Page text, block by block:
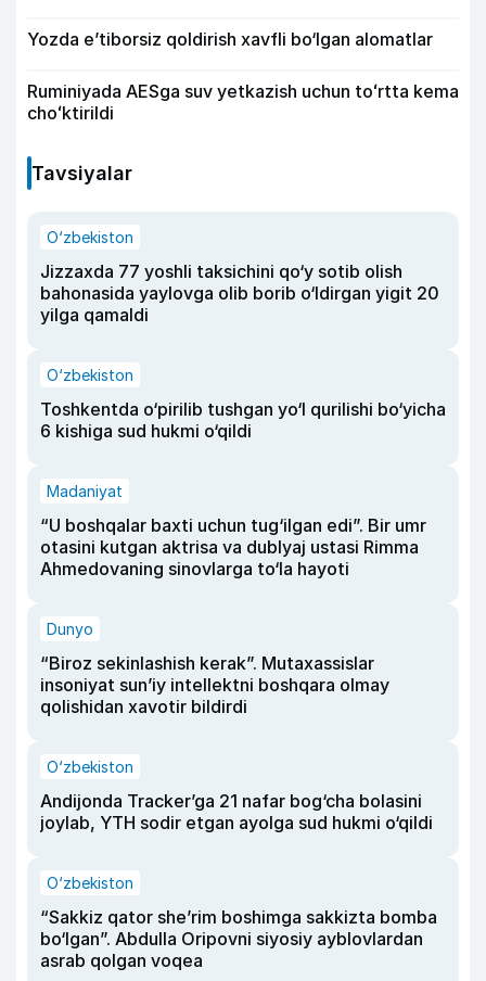
Yozda e’tiborsiz qoldirish xavfli bo‘lgan alomatlar
Ruminiyada AESga suv yetkazish uchun toʻrtta kema
choʻktirildi
Tavsiyalar
O‘zbekiston
Jizzaxda 77 yoshli taksichini qo‘y sotib olish
bahonasida yaylovga olib borib o‘ldirgan yigit 20
yilga qamaldi
O‘zbekiston
Toshkentda o‘pirilib tushgan yo‘l qurilishi bo‘yicha
6 kishiga sud hukmi o‘qildi
Madaniyat
“U boshqalar baxti uchun tug‘ilgan edi”. Bir umr
otasini kutgan aktrisa va dublyaj ustasi Rimma
Ahmedovaning sinovlarga to‘la hayoti
Dunyo
“Biroz sekinlashish kerak”. Mutaxassislar
insoniyat sun’iy intellektni boshqara olmay
qolishidan xavotir bildirdi
O‘zbekiston
Andijonda Tracker’ga 21 nafar bog‘cha bolasini
joylab, YTH sodir etgan ayolga sud hukmi o‘qildi
O‘zbekiston
“Sakkiz qator she’rim boshimga sakkizta bomba
bo‘lgan”. Abdulla Oripovni siyosiy ayblovlardan
asrab qolgan voqea